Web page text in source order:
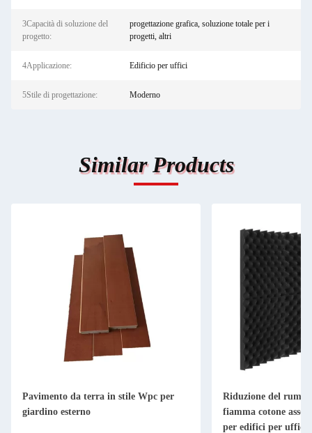
3Capacità di soluzione del
progetto:
progettazione grafica, soluzione totale per i
progetti, altri
4Applicazione: Edificio per uffici
5Stile di progettazione: Moderno
Similar Products
Pavimento da terra in stile Wpc per
giardino esterno
Riduzione del
fiamma cotone
per edifici per uffici